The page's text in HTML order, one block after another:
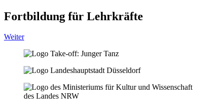
Fortbildung für Lehrkräfte
Weiter